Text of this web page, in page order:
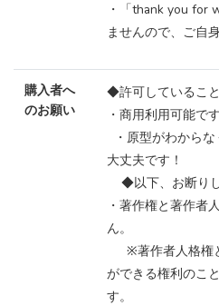
・「thank you for
ませんので、ご自
購入者へ
のお願い
◆許可しているこ
・商用利用可能で
・原型がわから
大丈夫です！
◆以下、お断り
・著作権と著作者
ん。
※著作者人格権
ができる権利のこ
す。